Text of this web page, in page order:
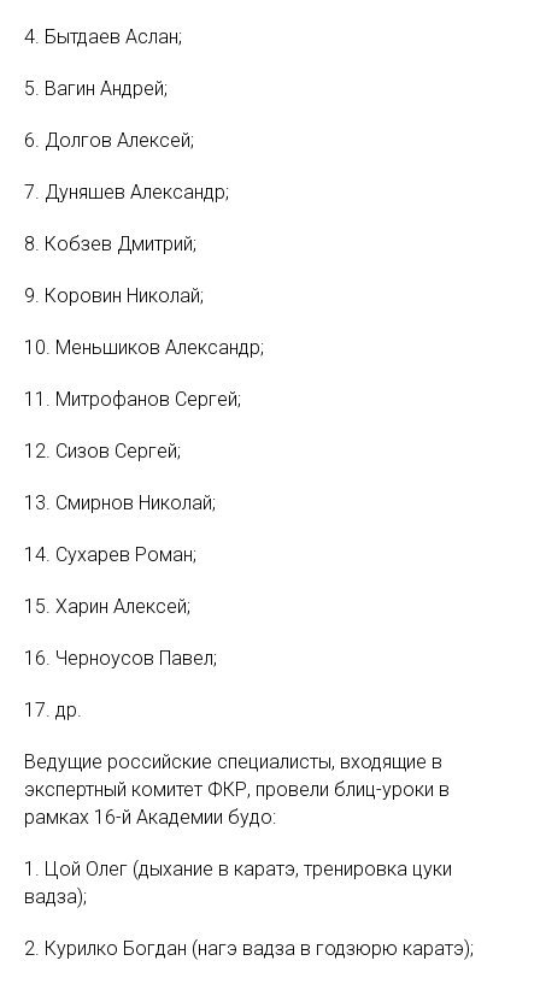
4. Бытдаев Аслан;
5. Вагин Андрей;
6. Долгов Алексей;
7. Дуняшев Александр;
8. Кобзев Дмитрий;
9. Коровин Николай;
10. Меньшиков Александр;
11. Митрофанов Сергей;
12. Сизов Сергей;
13. Смирнов Николай;
14. Сухарев Роман;
15. Харин Алексей;
16. Черноусов Павел;
17. др.
Ведущие российские специалисты, входящие в
экспертный комитет ФКР, провели блиц-уроки в
рамках 16-й Академии будо:
1. Цой Олег (дыхание в каратэ, тренировка цуки
вадза);
2. Курилко Богдан (нагэ вадза в годзюрю каратэ);